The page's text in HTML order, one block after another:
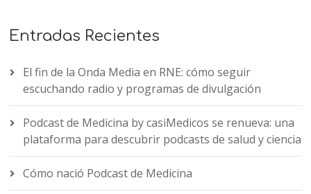
Entradas Recientes
El fin de la Onda Media en RNE: cómo seguir
escuchando radio y programas de divulgación
Podcast de Medicina by casiMedicos se renueva: una
plataforma para descubrir podcasts de salud y ciencia
Cómo nació Podcast de Medicina